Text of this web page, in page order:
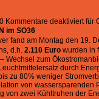
Kommentare deaktiviertfür
im SO36
fand am Montag den 19.
d.h. 2.110 Euro wurden in
Wechsel zum
durch
zu 80% weniger
von wassersparenden
von zwei Kühltruhen der